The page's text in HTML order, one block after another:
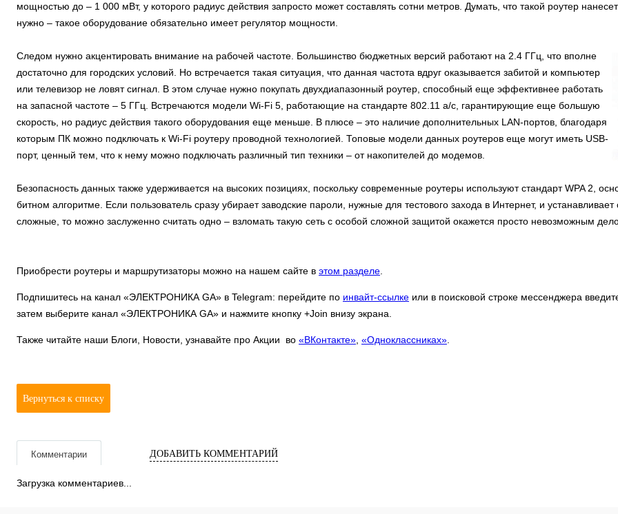
мощностью до – 1 000 мВт, у которого радиус действия запросто может составлять сотни метров. Думать, что такой роутер
нужно – такое оборудование обязательно имеет регулятор мощности.
Следом нужно акцентировать внимание на рабочей частоте. Большинство бюджетных версий работают на 2.4 ГГц, что вполне
достаточно для городских условий. Но встречается такая ситуация, что данная частота вдруг оказывается забитой и компьютер
или телевизор не ловят сигнал. В этом случае нужно покупать двухдиапазонный роутер, способный еще эффективнее работать
на запасной частоте – 5 ГГц. Встречаются модели Wi-Fi 5, работающие на стандарте 802.11 a/c, гарантирующие еще большую
скорость, но радиус действия такого оборудования еще меньше. В плюсе – это наличие дополнительных LAN-портов, благодаря
которым ПК можно подключать к Wi-Fi роутеру проводной технологией. Топовые модели данных роутеров еще могут иметь USB-
порт, ценный тем, что к нему можно подключать различный тип техники – от накопителей до модемов.
Безопасность данных также удерживается на высоких позициях, поскольку современные роутеры используют стандарт WPA 2,
битном алгоритме. Если пользователь сразу убирает заводские пароли, нужные для тестового захода в Интернет, и
сложные, то можно заслуженно считать одно – взломать такую сеть с особой сложной защитой окажется просто невозможным
Приобрести роутеры и маршрутизаторы можно на нашем сайте в этом разделе
Подпишитесь на канал «ЭЛЕКТРОНИКА GA» в Telegram: перейдите по инвайт-ссылке или в поисковой строке мессенджера
затем выберите канал «ЭЛЕКТРОНИКА GA» и нажмите кнопку +Join внизу экрана.
Также читайте наши Блоги, Новости, узнавайте про Акции во «ВКонтакте» «Одноклассниках»
Вернуться к списку
Комментарии ДОБАВИТЬ КОММЕНТАРИЙ
Загрузка комментариев...